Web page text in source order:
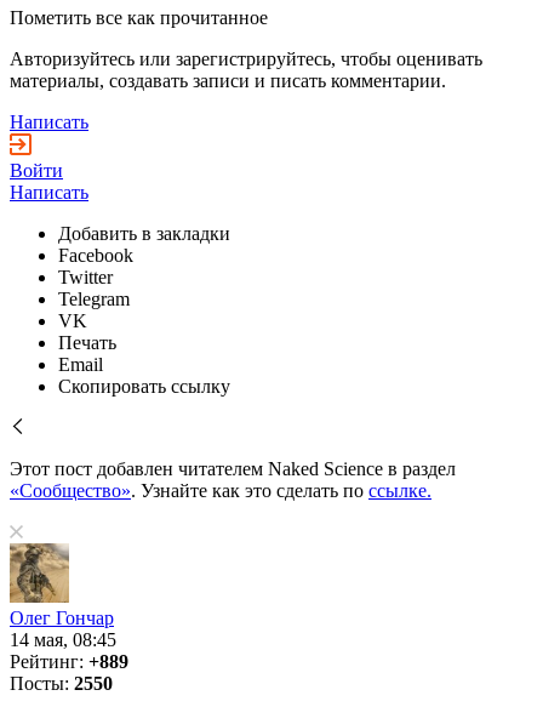
Пометить все как прочитанное
Авторизуйтесь или зарегистрируйтесь, чтобы оценивать
материалы, создавать записи и писать комментарии.
Написать
Войти
Написать
Добавить в закладки
Facebook
Twitter
Telegram
VK
Печать
Email
Скопировать ссылку
Этот пост добавлен читателем Naked Science в раздел
«Сообщество». Узнайте как это сделать по ссылке.
Олег Гончар
14 мая, 08:45
Рейтинг: +889
Посты: 2550